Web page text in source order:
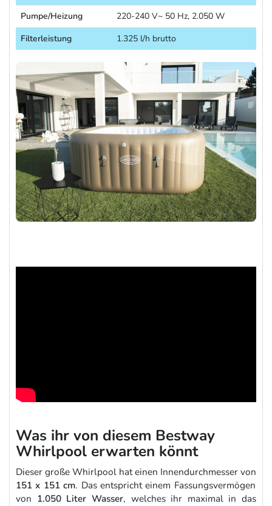
Pumpe/Heizung
220-240 V~ 50 Hz, 2.050 W
Filterleistung
1.325 l/h brutto
Was ihr von diesem Bestway
Whirlpool erwarten könnt
Dieser große Whirlpool hat einen Innendurchmesser von
151 x 151 cm. Das entspricht einem Fassungsvermögen
von 1.050 Liter Wasser, welches ihr maximal in das